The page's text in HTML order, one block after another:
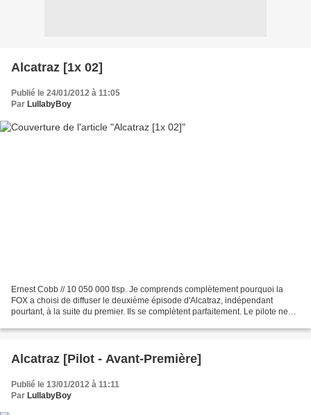
Alcatraz [1x 02]
Publié le 24/01/2012 à 11:05
Par LullabyBoy
Ernest Cobb // 10 050 000 tlsp. Je comprends complètement pourquoi la
FOX a choisi de diffuser le deuxième épisode d'Alcatraz, indépendant
pourtant, à la suite du premier. Ils se complètent parfaitement. Le pilote ne
Alcatraz [Pilot - Avant-Première]
Publié le 13/01/2012 à 11:11
Par LullabyBoy